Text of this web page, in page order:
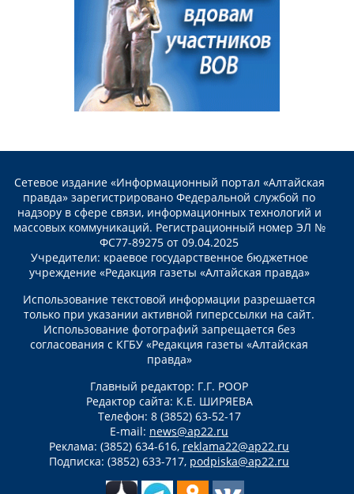
Сетевое издание «Информационный портал «Алтайская
правда» зарегистрировано Федеральной службой по
надзору в сфере связи, информационных технологий и
массовых коммуникаций. Регистрационный номер ЭЛ №
ФС77-89275 от 09.04.2025
Учредители: краевое государственное бюджетное
учреждение «Редакция газеты «Алтайская правда»
Использование текстовой информации разрешается
только при указании активной гиперссылки на сайт.
Использование фотографий запрещается без
согласования с КГБУ «Редакция газеты «Алтайская
правда»
Главный редактор: Г.Г. РООР
Редактор сайта: К.Е. ШИРЯЕВА
Телефон: 8 (3852) 63-52-17
E-mail: news@ap22.ru
Реклама: (3852) 634-616, reklama22@ap22.ru
Подписка: (3852) 633-717, podpiska@ap22.ru